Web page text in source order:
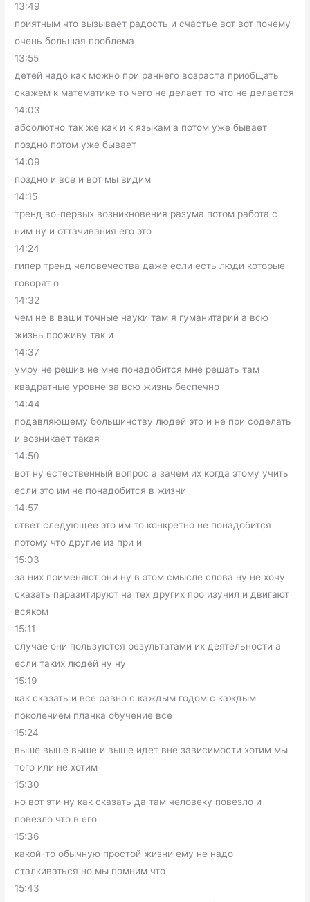
13:49
приятным что вызывает радость и счастье вот вот почему
очень большая проблема
13:55
детей надо как можно при раннего возраста приобщать
скажем к математике то чего не делает то что не делается
14:03
абсолютно так же как и к языкам а потом уже бывает
поздно потом уже бывает
14:09
поздно и все и вот мы видим
14:15
тренд во-первых возникновения разума потом работа с
ним ну и оттачивания его это
14:24
гипер тренд человечества даже если есть люди которые
говорят о
14:32
чем не в ваши точные науки там я гуманитарий а всю
жизнь проживу так и
14:37
умру не решив не мне понадобится мне решать там
квадратные уровне за всю жизнь беспечно
14:44
подавляющему большинству людей это и не при соделать
и возникает такая
14:50
вот ну естественный вопрос а зачем их когда этому учить
если это им не понадобится в жизни
14:57
ответ следующее это им то конкретно не понадобится
потому что другие из при и
15:03
за них применяют они ну в этом смысле слова ну не хочу
сказать паразитируют на тех других про изучил и двигают
всяком
15:11
случае они пользуются результатами их деятельности а
если таких людей ну ну
15:19
как сказать и все равно с каждым годом с каждым
поколением планка обучение все
15:24
выше выше выше и выше идет вне зависимости хотим мы
того или не хотим
15:30
но вот эти ну как сказать да там человеку повезло и
повезло что в его
15:36
какой-то обычную простой жизни ему не надо
сталкиваться но мы помним что
15:43